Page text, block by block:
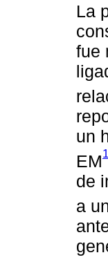
La
fue
un
EM
de
a